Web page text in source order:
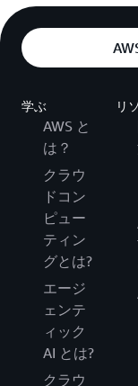
学ぶ
AWS と
は？
クラウ
ドコン
ピュー
ティン
グとは?
エージ
ェンテ
ィック
AI とは?
クラウ
リ